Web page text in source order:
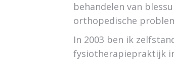
behandelen van
orthopedische
In 2003 ben ik
fysiotherapiepraktijk